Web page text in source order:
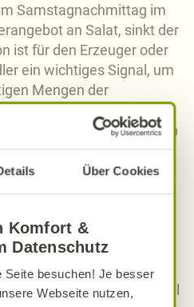
Über Cookies
Komfort &
Datenschutz
Seite besuchen! Je besser
Webseite nutzen,
Samstagnachmittag im
an Salat, sinkt der
ist für den Erzeuger oder
ein wichtiges Signal, um
Mengen der
an denen wir den
ablesen können.
konkrete Preissituation
des
Immer sind
Schicksale damit
Ausgangspunkt und Ziel